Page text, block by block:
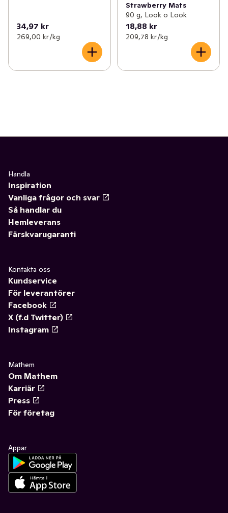
34,97 kr
269,00 kr /kg
Strawberry Mats
90 g, Look o Look
18,88 kr
209,78 kr /kg
Handla
Inspiration
Vanliga frågor och svar
Så handlar du
Hemleverans
Färskvarugaranti
Kontakta oss
Kundservice
För leverantörer
Facebook
X (f.d Twitter)
Instagram
Mathem
Om Mathem
Karriär
Press
För företag
Appar